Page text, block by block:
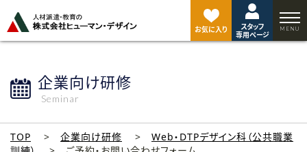
お気に入り
スタッフ
専用ページ
企業向け研修
Seminar
TOP 企業向け研修
Web・DTPデザイン科（公共職業
ジ
ト